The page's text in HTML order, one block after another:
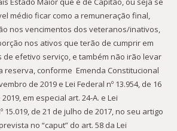
médio ficar como a remuneração final,
nos vencimentos dos veteranos/inativos,
nos ativos que terão de cumprir em
de efetivo serviço, e também não irão levar
reserva, conforme Emenda Constitucional
de 2019 e Lei Federal nº 13.954, de 16
em especial art. 24-A. e Lei
15.019, de 21 de julho de 2017, no seu artigo
no “caput” do art. 58 da Lei